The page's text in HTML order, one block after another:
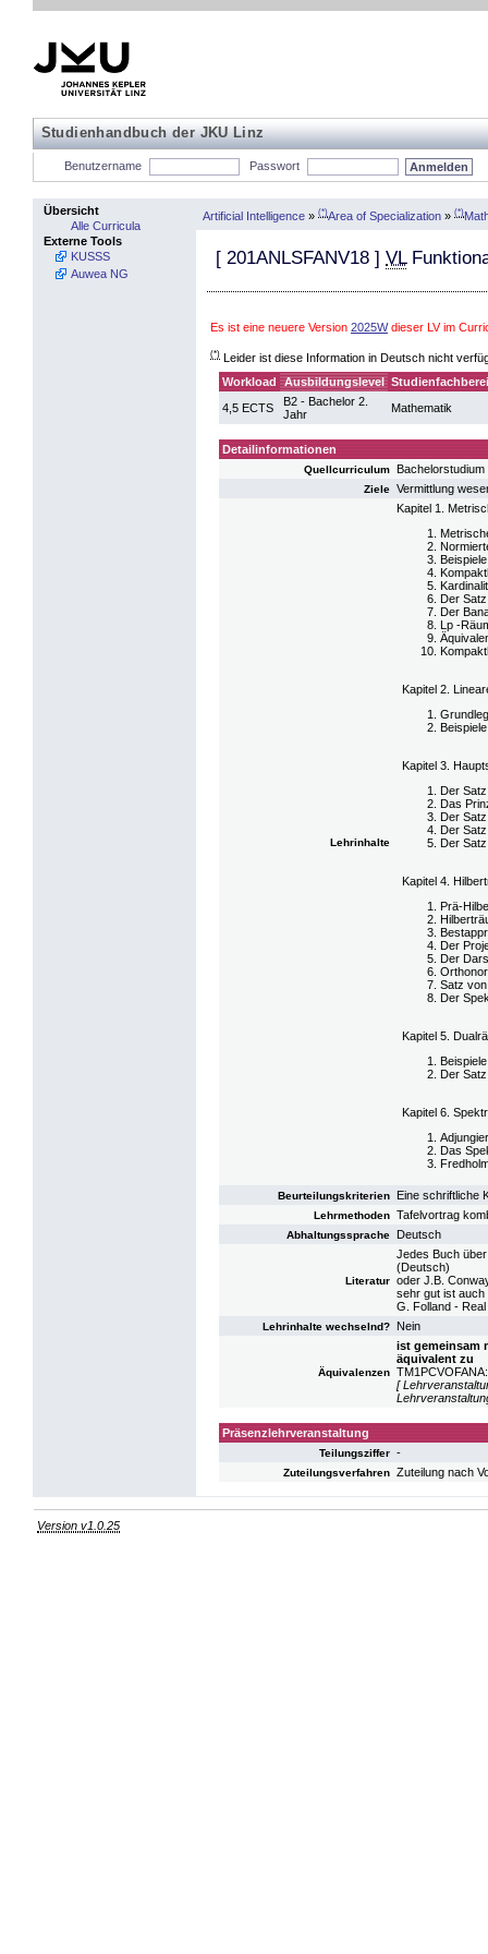
Studienhandbuch der JKU Linz
Benutzername Passwort
Übersicht
Alle Curricula
Externe Tools
KUSSS
Auwea NG
Artificial Intelligence » (*)Area of Specialization » (*)
[ 201ANLSFANV18 ] VL
Es ist eine neuere Version 2025Wdieser LV im
(*) Leider ist diese Information in Deutsch nicht
Workload
Ausbildungslevel
4,5 ECTS
B2 - Bachelor 2.
Jahr
Mathematik
Detailinformationen
Quellcurriculum
Ziele Vermittlung
Lehrinhalte
Kapitel 1.
Der
Der
Lp -
Kapitel 2.
Beispiele
Kapitel 3.
Der
Das
Der
Der
Der
Kapitel 4.
Prä-
Der
Der
Satz
Der
Kapitel 5.
Beispiele
Der
Kapitel 6.
Das
Beurteilungskriterien Eine schriftliche
Lehrmethoden Tafelvortrag
Abhaltungssprache Deutsch
Literatur
Jedes Buch
(Deutsch)
oder J.B.
sehr gut ist auch
G. Folland -
Lehrinhalte wechselnd? Nein
Äquivalenzen
ist gemeinsam
äquivalent zu
[
Präsenzlehrveranstaltung
Teilungsziffer -
Zuteilungsverfahren Zuteilung nach
Version v1.0.25